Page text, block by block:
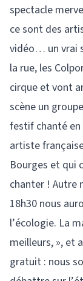
spectacle
ce sont des
vidéo… un vrai
la rue, les
cirque et vont
scène un
festif chanté en
artiste
Bourges et qui
chanter ! Autre
18h30 nous
l’écologie. La
meilleurs, », et
gratuit : nous